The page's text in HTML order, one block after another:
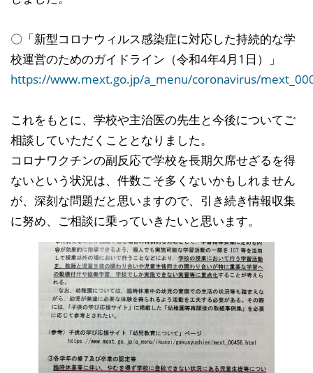
〇「新型コロナウィルス感染症に対応した持続的な学
校運営のためのガイドライン（令和4年4月1日）」
https://www.mext.go.jp/a_menu/coronavirus/
これをもとに、学校や主治医の先生と今後についてご
相談していただくこととなりました。
コロナワクチンの副反応で学校を長期欠席せざるを得
ないという状況は、件数こそ多くないかもしれません
が、深刻な問題だと思いますので、引き続き情報収集
に努め、ご相談に乗っていきたいと思います。